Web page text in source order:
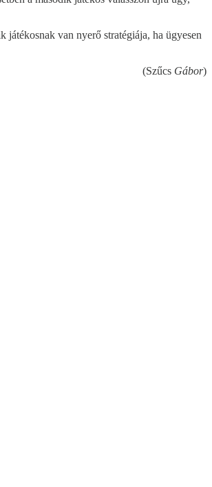
játékosnak van nyerő stratégiája, ha ügyesen
(Szűcs Gábor)